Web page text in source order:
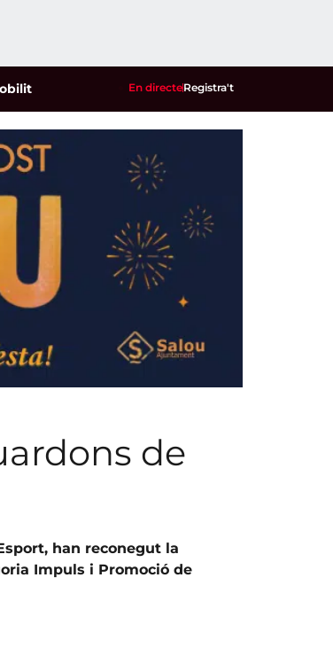
per defensar els cultius de la garrofa i
En directeRegistra't
de
han reconegut la
Impuls i Promoció de